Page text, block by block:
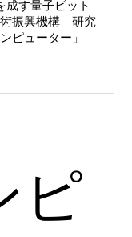
ピ
す量子ビット
術振興機構 研究
ピューター」